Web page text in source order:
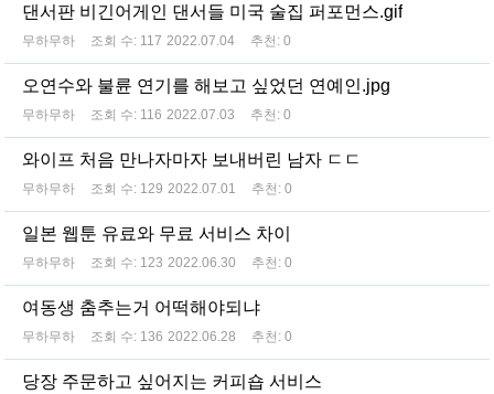
댄서판 비긴어게인 댄서들 미국 술집 퍼포먼스.gif
무하무하 조회 수: 117 2022.07.04 추천: 0
오연수와 불륜 연기를 해보고 싶었던 연예인.jpg
무하무하 조회 수: 116 2022.07.03 추천: 0
와이프 처음 만나자마자 보내버린 남자 ㄷㄷ
무하무하 조회 수: 129 2022.07.01 추천: 0
일본 웹툰 유료와 무료 서비스 차이
무하무하 조회 수: 123 2022.06.30 추천: 0
여동생 춤추는거 어떡해야되냐
무하무하 조회 수: 136 2022.06.28 추천: 0
당장 주문하고 싶어지는 커피숍 서비스